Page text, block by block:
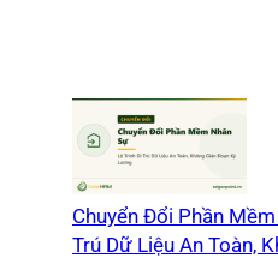
Chuyển Đổi Phần
Trú Dữ Liệu An Toàn,